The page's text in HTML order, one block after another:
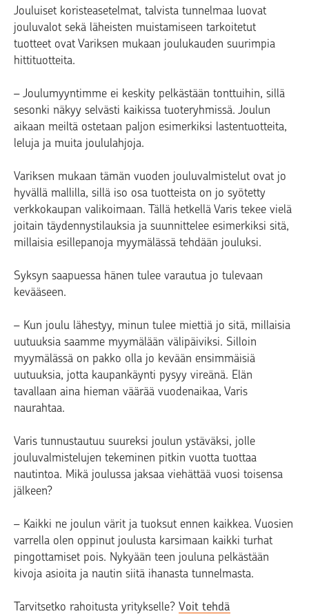
Jouluiset koristeasetelmat, talvista tunnelmaa luovat
jouluvalot sekä läheisten muistamiseen tarkoitetut
tuotteet ovat Variksen mukaan joulukauden suurimpia
hittituotteita.
– Joulumyyntimme ei keskity pelkästään tonttuihin, sillä
sesonki näkyy selvästi kaikissa tuoteryhmissä. Joulun
aikaan meiltä ostetaan paljon esimerkiksi lastentuotteita,
leluja ja muita joululahjoja.
Variksen mukaan tämän vuoden jouluvalmistelut ovat jo
hyvällä mallilla, sillä iso osa tuotteista on jo syötetty
verkkokaupan valikoimaan. Tällä hetkellä Varis tekee vielä
joitain täydennystilauksia ja suunnittelee esimerkiksi sitä,
millaisia esillepanoja myymälässä tehdään jouluksi.
Syksyn saapuessa hänen tulee varautua jo tulevaan
kevääseen.
– Kun joulu lähestyy, minun tulee miettiä jo sitä, millaisia
uutuuksia saamme myymälään välipäiviksi. Silloin
myymälässä on pakko olla jo kevään ensimmäisiä
uutuuksia, jotta kaupankäynti pysyy vireänä. Elän
tavallaan aina hieman väärää vuodenaikaa, Varis
naurahtaa.
Varis tunnustautuu suureksi joulun ystäväksi, jolle
jouluvalmistelujen tekeminen pitkin vuotta tuottaa
nautintoa. Mikä joulussa jaksaa viehättää vuosi toisensa
jälkeen?
– Kaikki ne joulun värit ja tuoksut ennen kaikkea. Vuosien
varrella olen oppinut joulusta karsimaan kaikki turhat
pingottamiset pois. Nykyään teen jouluna pelkästään
kivoja asioita ja nautin siitä ihanasta tunnelmasta.
Tarvitsetko rahoitusta yritykselle? Voit tehdä